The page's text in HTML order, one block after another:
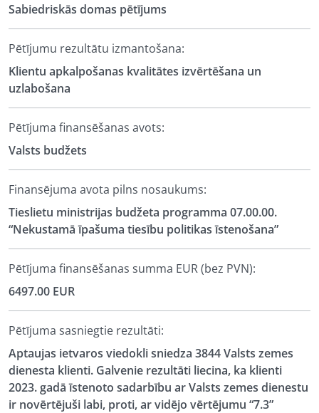
Sabiedriskās domas pētījums
Pētījumu rezultātu izmantošana:
Klientu apkalpošanas kvalitātes izvērtēšana un
uzlabošana
Pētījuma finansēšanas avots:
Valsts budžets
Finansējuma avota pilns nosaukums:
Tieslietu ministrijas budžeta programma 07.00.00.
“Nekustamā īpašuma tiesību politikas īstenošana”
Pētījuma finansēšanas summa EUR (bez PVN):
6497.00 EUR
Pētījuma sasniegtie rezultāti:
Aptaujas ietvaros viedokli sniedza 3844 Valsts zemes
dienesta klienti. Galvenie rezultāti liecina, ka klienti
2023. gadā īstenoto sadarbību ar Valsts zemes dienestu
ir novērtējuši labi, proti, ar vidējo vērtējumu “7.3”